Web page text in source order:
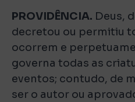
PROVIDÊNCIA. Deus,
decretou ou permitiu
ocorrem e
governa todas as
eventos; contudo, de
ser o autor ou